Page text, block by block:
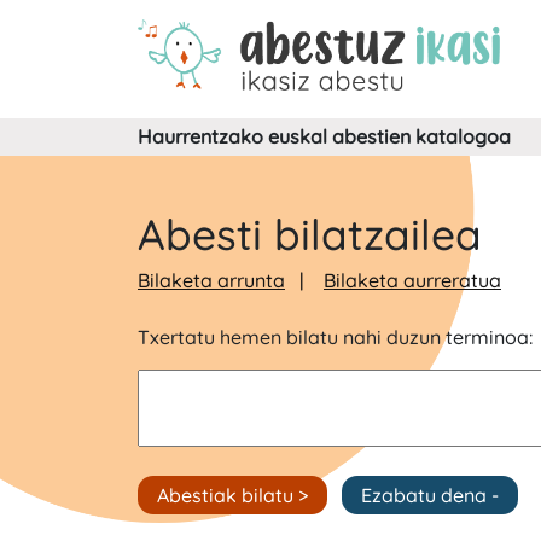
Haurrentzako euskal abestien katalogoa
Abesti bilatzailea
Bilaketa arrunta Bilaketa aurreratua
Txertatu hemen bilatu nahi duzun terminoa: